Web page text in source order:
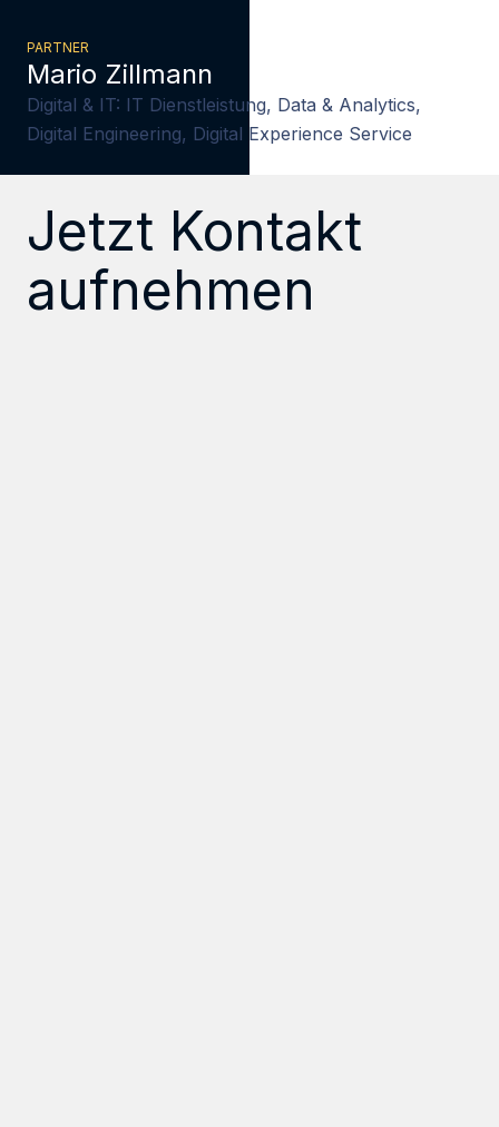
PARTNER
Mario Zillmann
Digital & IT: IT Dienstleistung, Data & Analytics,
Digital Engineering, Digital Experience Service
Jetzt Kontakt
aufnehmen